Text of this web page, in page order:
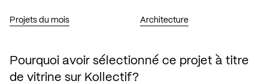
Projets du mois Architecture
Pourquoi avoir sélectionné ce projet à titre
de vitrine sur Kollectif?